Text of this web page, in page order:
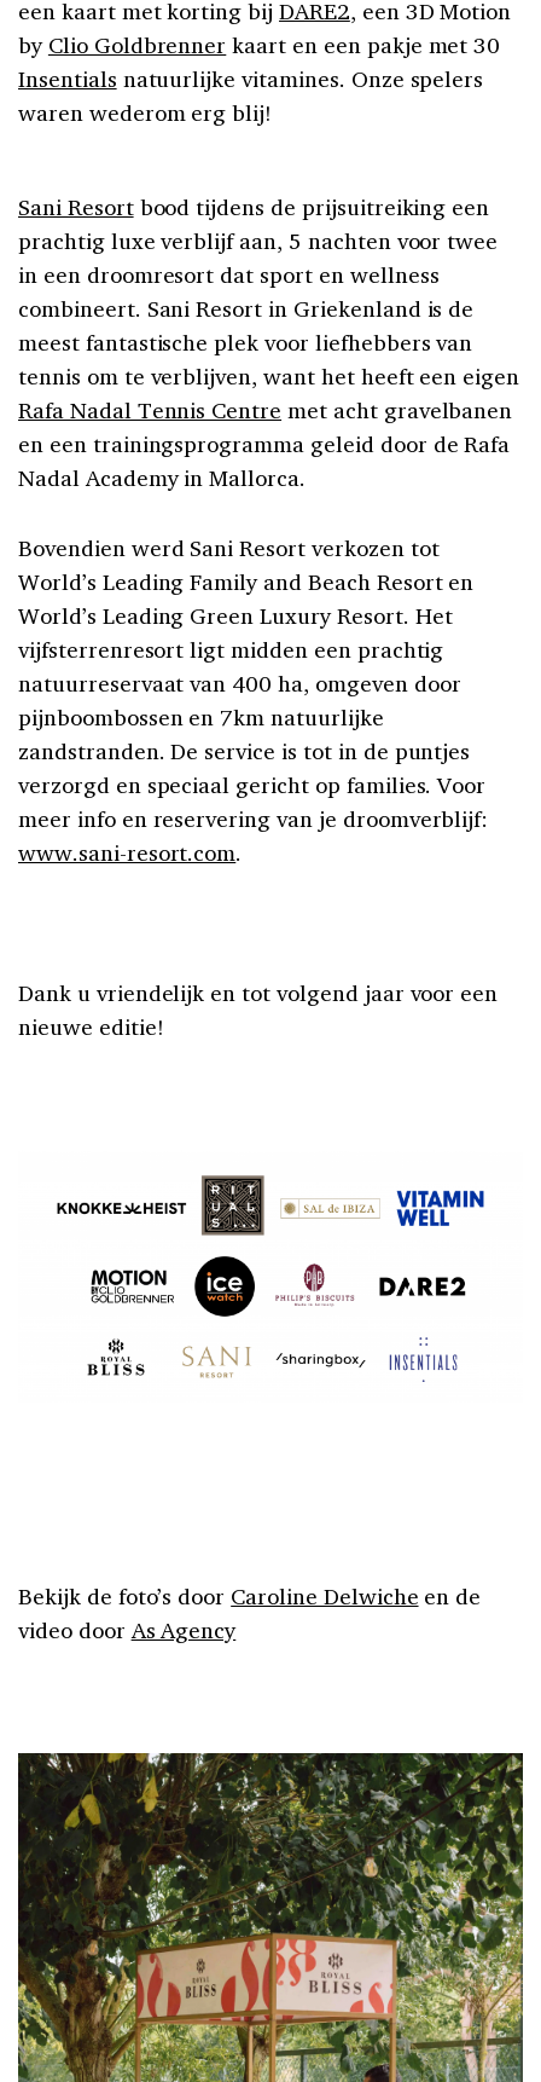
een kaart met korting bijDARE2, een 3D Motion
by Clio Goldbrenner kaart en een pakje met 30
Insentials natuurlijke vitamines. Onze spelers
waren wederom erg blij!
Sani Resortbood tijdens de prijsuitreiking een
prachtig luxe verblijf aan, 5 nachten voor twee
in een droomresort dat sport en wellness
combineert. Sani Resort in Griekenland is de
meest fantastische plek voor liefhebbers van
tennis om te verblijven, want het heeft een eigen
Rafa Nadal Tennis Centre met acht gravelbanen
en een trainingsprogramma geleid door de Rafa
Nadal Academy in Mallorca.
Bovendien werd Sani Resort verkozen tot
World’s Leading Family and Beach Resort en
World’s Leading Green Luxury Resort. Het
vijfsterrenresort ligt midden een prachtig
natuurreservaat van 400 ha, omgeven door
pijnboombossen en 7km natuurlijke
zandstranden. De service is tot in de puntjes
verzorgd en speciaal gericht op families. Voor
meer info en reservering van je droomverblijf:
www.sani-resort.com.
Dank u vriendelijk en tot volgend jaar voor een
nieuwe editie!
Bekijk de foto’s door Caroline Delwiche en de
video door As Agency